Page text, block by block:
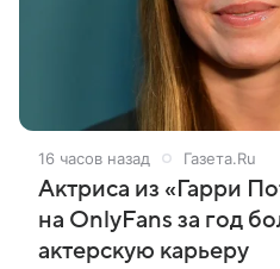
16 часов назад Газета.Ru
Актриса из «Гарри
на OnlyFans за год
актерскую карьеру